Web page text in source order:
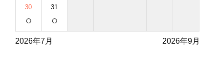
30
○
31
○
2026年7月 2026年9月